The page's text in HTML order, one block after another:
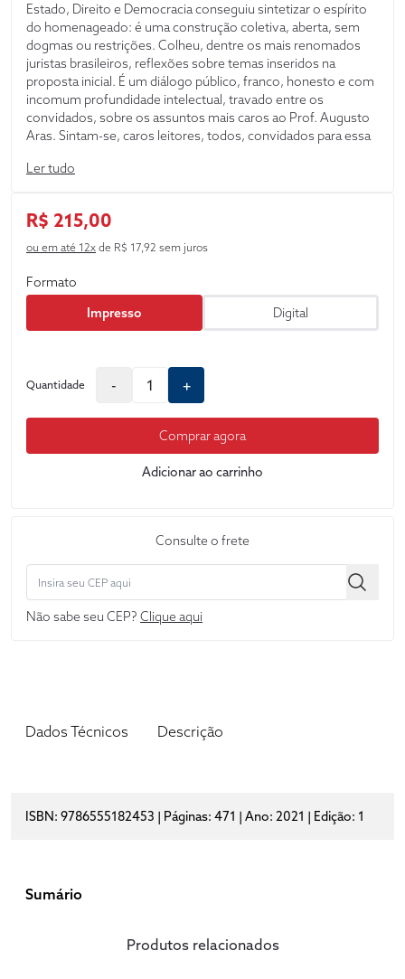
Estado, Direito e Democracia conseguiu sintetizar o espírito
do homenageado: é uma construção coletiva, aberta, sem
dogmas ou restrições. Colheu, dentre os mais renomados
juristas brasileiros, reflexões sobre temas inseridos na
proposta inicial. É um diálogo público, franco, honesto e com
incomum profundidade intelectual, travado entre os
convidados, sobre os assuntos mais caros ao Prof. Augusto
Aras. Sintam-se, caros leitores, todos, convidados para essa
Ler tudo
R$ 215,00
ou em até 12x de R$ 17,92 sem juros
Formato
Impresso
Digital
Quantidade - +
Comprar agora
Adicionar ao carrinho
Consulte o frete
Não sabe seu CEP? Clique aqui
Dados Técnicos Descrição
ISBN: 9786555182453 | Páginas: 471 | Ano: 2021 | Edição: 1
Sumário
Produtos relacionados